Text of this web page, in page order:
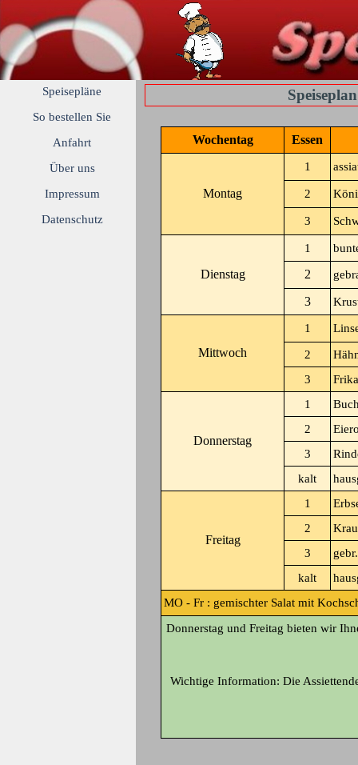
Speisepläne
So bestellen Sie
Anfahrt
Über uns
Impressum
Datenschutz
Wochentag Essen
Montag
1
2
3
Dienstag
1
2
3
Mittwoch
1
2
3
Donnerstag
1
2
3
kalt
Freitag
1
2
3
kalt
MO - Fr : gemischter Salat mit
Donnerstag und Freitag bieten wir
Wichtige Information: Die